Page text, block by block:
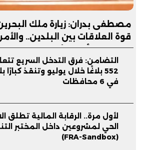
مصطفى بدران: زيارة ملك
قوة العلاقات بين البلدين..
جزء لا يتجزأ من الأمن القومي
التضامن: فرق التدخل السريع
552 بلاغًا خلال يوليو وتنقذ كبارًا
في 6 محافظات
لأول مرة.. الرقابة المالية تطلق
الحي لمشروعين داخل المختبر
(FRA-Sandbox)